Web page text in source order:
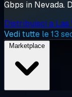
Gbps in Nevada.
Distribuisci a Las
Vedi tutte le 13